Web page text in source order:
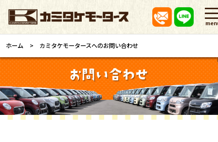
ホーム カミタケモータースへのお問い合わせ